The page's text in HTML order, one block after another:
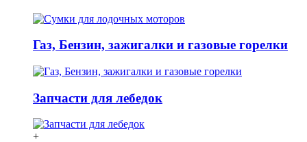
Газ, Бензин, зажигалки и газовые горелки
Запчасти для лебедок
+